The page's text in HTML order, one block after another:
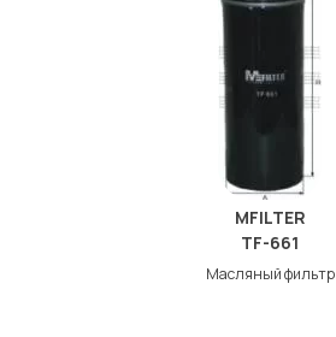
MFILTER
TF-661
Масляный фильтр